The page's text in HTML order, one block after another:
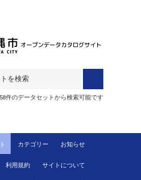
件のデータセットから検索可能です
カテゴリー お知らせ
利用規約 サイトについて